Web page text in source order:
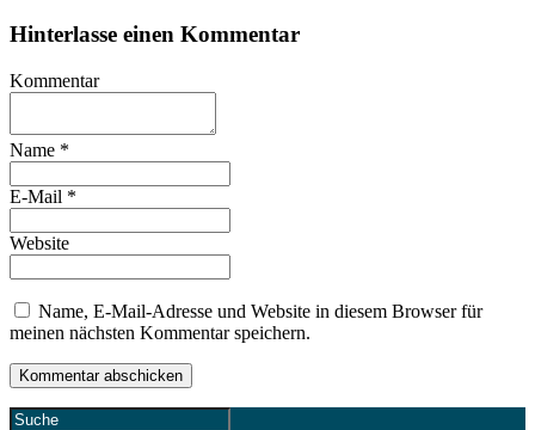
Hinterlasse einen Kommentar
Kommentar
Name *
E-Mail *
Website
Name, E-Mail-Adresse und Website in diesem Browser für
meinen nächsten Kommentar speichern.